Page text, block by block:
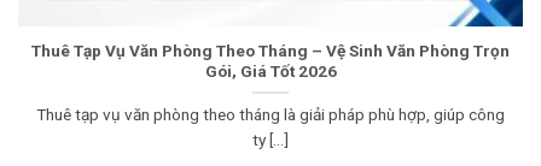
Thuê Tạp Vụ Văn Phòng Theo Tháng – Vệ Sinh Văn Phòng Trọn
Gói, Giá Tốt 2026
Thuê tạp vụ văn phòng theo tháng là giải pháp phù hợp, giúp công
ty [...]